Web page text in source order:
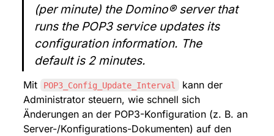
(per minute) the Domino® server that
runs the POP3 service updates its
configuration information. The
default is 2 minutes.
Mit POP3_Config_Update_Interval
kann der
Administrator steuern, wie schnell sich
Änderungen an der POP3-Konfiguration (z. B. an
Server-/Konfigurations-Dokumenten) auf den